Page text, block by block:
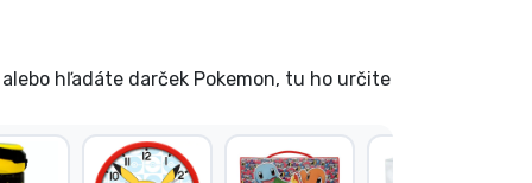
hľadáte darček Pokemon, tu ho určite